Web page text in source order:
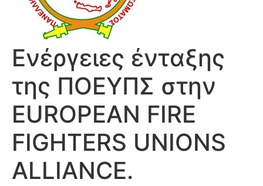
Ενέργειες ένταξης
της ΠΟΕΥΠΣ στην
EUROPEAN FIRE
FIGHTERS UNIONS
ALLIANCE.